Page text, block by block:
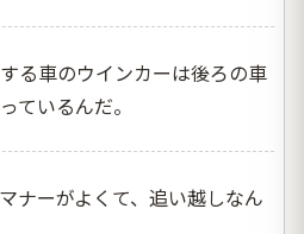
る車のウインカーは後ろの車
ているんだ。
ナーがよくて、追い越しなん